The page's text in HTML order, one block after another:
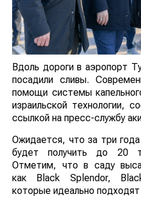
Вдоль дороги в аэропорт
посадили сливы.
помощи системы
израильской технологии,
ссылкой на пресс-службу
Ожидается, что за три
будет получить до 20
Отметим, что в саду
как Black Splendor,
которые идеально